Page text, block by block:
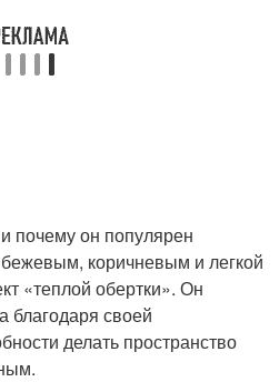
почему он популярен
коричневым и легкой
«теплой обертки». Он
благодаря своей
делать пространство